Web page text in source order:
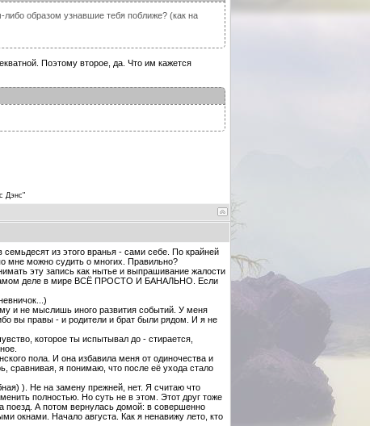
образом узнавшие тебя поближе? (как на
Поэтому второе, да. Что им кажется
Дэнс"
из этого вранья - сами себе. По крайней
мне можно судить о многих. Правильно?
эту запись как нытье и выпрашивание жалости
самом деле в мире ВСЁ ПРОСТО И БАНАЛЬНО. Если
и не мыслишь иного развития событий. У меня
вы правы - и родители и брат были рядом. И я не
которое ты испытывал до - стирается,
пола. И она избавила меня от одиночества и
сравнивая, я понимаю, что после её ухода стало
). Не на замену прежней, нет. Я считаю что
полностью. Но суть не в этом. Этот друг тоже
поезд. А потом вернулась домой: в совершенно
окнами. Начало августа. Как я ненавижу лето, кто